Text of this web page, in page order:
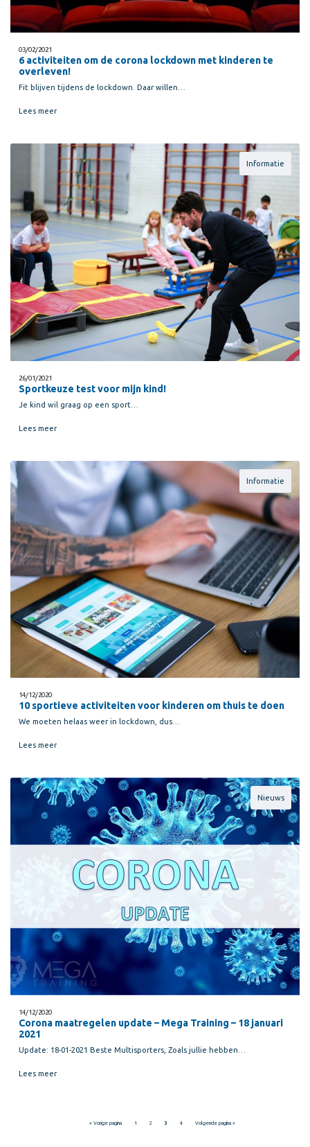
03/02/2021
6 activiteiten om de corona lockdown met kinderen te
overleven!
Fit blijven tijdens de lockdown. Daar willen…
Lees meer
Informatie
26/01/2021
Sportkeuze test voor mijn kind!
Je kind wil graag op een sport…
Lees meer
Informatie
14/12/2020
10 sportieve activiteiten voor kinderen om thuis te doen
We moeten helaas weer in lockdown, dus…
Lees meer
Nieuws
14/12/2020
Corona maatregelen update – Mega Training – 18 januari
2021
Update: 18-01-2021 Beste Multisporters, Zoals jullie hebben…
Lees meer
« Vorige pagina 1 2 3 4 Volgende pagina »